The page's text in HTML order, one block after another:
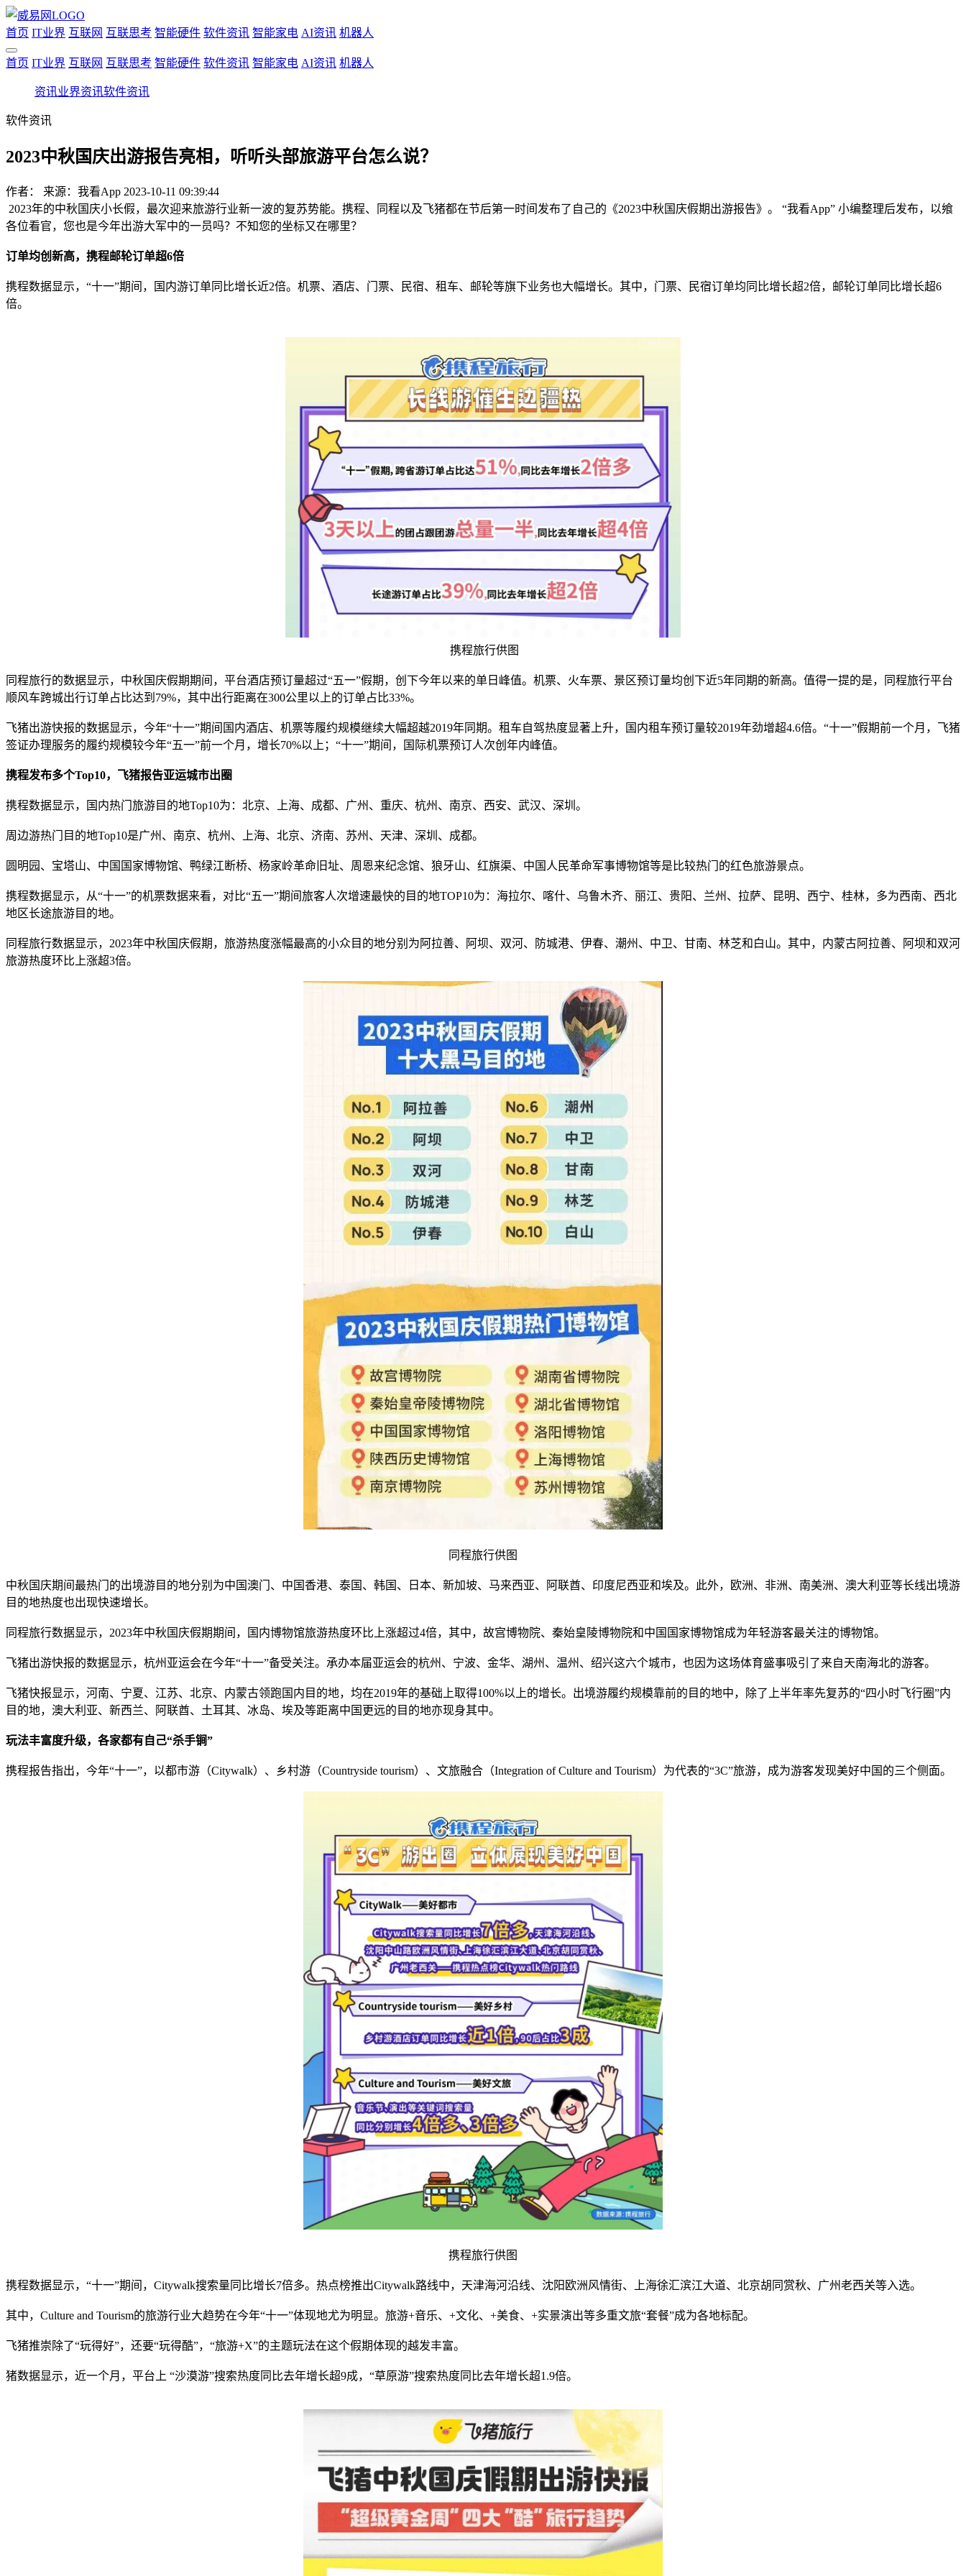
首页 IT业界 互联网 互联思考 智能硬件 软件资讯 智能家电 AI资讯 机器人
首页 IT业界 互联网 互联思考 智能硬件 软件资讯 智能家电 AI资讯 机器人
资讯业界资讯软件资讯
软件资讯
2023中秋国庆出游报告亮相，听听头部旅游平台怎么说？
作者： 来源：我看App 2023-10-11 09:39:44
2023年的中秋国庆小长假，最次迎来旅游行业新一波的复苏势能。携程、同程以及飞猪都在节后第一时间发布了自己的《2023中秋国庆假期出游报告》。 “我看App” 小编整理后发布，以飨
各位看官，您也是今年出游大军中的一员吗？不知您的坐标又在哪里？
订单均创新高，携程邮轮订单超6倍
携程数据显示，“十一”期间，国内游订单同比增长近2倍。机票、酒店、门票、民宿、租车、邮轮等旗下业务也大幅增长。其中，门票、民宿订单均同比增长超2倍，邮轮订单同比增长超6
倍。
携程旅行供图
同程旅行的数据显示，中秋国庆假期期间，平台酒店预订量超过“五一”假期，创下今年以来的单日峰值。机票、火车票、景区预订量均创下近5年同期的新高。值得一提的是，同程旅行平台
顺风车跨城出行订单占比达到79%，其中出行距离在300公里以上的订单占比33%。
飞猪出游快报的数据显示，今年“十一”期间国内酒店、机票等履约规模继续大幅超越2019年同期。租车自驾热度显著上升，国内租车预订量较2019年劲增超4.6倍。“十一”假期前一个月，飞猪
签证办理服务的履约规模较今年“五一”前一个月，增长70%以上；“十一”期间，国际机票预订人次创年内峰值。
携程发布多个Top10，飞猪报告亚运城市出圈
携程数据显示，国内热门旅游目的地Top10为：北京、上海、成都、广州、重庆、杭州、南京、西安、武汉、深圳。
周边游热门目的地Top10是广州、南京、杭州、上海、北京、济南、苏州、天津、深圳、成都。
圆明园、宝塔山、中国国家博物馆、鸭绿江断桥、杨家岭革命旧址、周恩来纪念馆、狼牙山、红旗渠、中国人民革命军事博物馆等是比较热门的红色旅游景点。
携程数据显示，从“十一”的机票数据来看，对比“五一”期间旅客人次增速最快的目的地TOP10为：海拉尔、喀什、乌鲁木齐、丽江、贵阳、兰州、拉萨、昆明、西宁、桂林，多为西南、西北
地区长途旅游目的地。
同程旅行数据显示，2023年中秋国庆假期，旅游热度涨幅最高的小众目的地分别为阿拉善、阿坝、双河、防城港、伊春、潮州、中卫、甘南、林芝和白山。其中，内蒙古阿拉善、阿坝和双河
旅游热度环比上涨超3倍。
同程旅行供图
中秋国庆期间最热门的出境游目的地分别为中国澳门、中国香港、泰国、韩国、日本、新加坡、马来西亚、阿联酋、印度尼西亚和埃及。此外，欧洲、非洲、南美洲、澳大利亚等长线出境游
目的地热度也出现快速增长。
同程旅行数据显示，2023年中秋国庆假期期间，国内博物馆旅游热度环比上涨超过4倍，其中，故宫博物院、秦始皇陵博物院和中国国家博物馆成为年轻游客最关注的博物馆。
飞猪出游快报的数据显示，杭州亚运会在今年“十一”备受关注。承办本届亚运会的杭州、宁波、金华、湖州、温州、绍兴这六个城市，也因为这场体育盛事吸引了来自天南海北的游客。
飞猪快报显示，河南、宁夏、江苏、北京、内蒙古领跑国内目的地，均在2019年的基础上取得100%以上的增长。出境游履约规模靠前的目的地中，除了上半年率先复苏的“四小时飞行圈”内
目的地，澳大利亚、新西兰、阿联酋、土耳其、冰岛、埃及等距离中国更远的目的地亦现身其中。
玩法丰富度升级，各家都有自己“杀手锏”
携程报告指出，今年“十一”，以都市游（Citywalk）、乡村游（Countryside tourism）、文旅融合（Integration of Culture and Tourism）为代表的“3C”旅游，成为游客发现美好中国的三个侧面。
携程旅行供图
携程数据显示，“十一”期间，Citywalk搜索量同比增长7倍多。热点榜推出Citywalk路线中，天津海河沿线、沈阳欧洲风情街、上海徐汇滨江大道、北京胡同赏秋、广州老西关等入选。
其中，Culture and Tourism的旅游行业大趋势在今年“十一”体现地尤为明显。旅游+音乐、+文化、+美食、+实景演出等多重文旅“套餐”成为各地标配。
飞猪推崇除了“玩得好”，还要“玩得酷”，“旅游+X”的主题玩法在这个假期体现的越发丰富。
猪数据显示，近一个月，平台上 “沙漠游”搜索热度同比去年增长超9成，“草原游”搜索热度同比去年增长超1.9倍。